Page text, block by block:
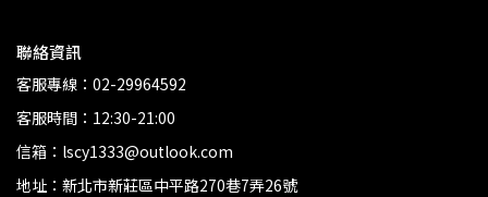
聯絡資訊
客服專線：02-29964592
客服時間：12:30-21:00
信箱：lscy1333@outlook.com
地址：新北市新莊區中平路270巷7弄26號